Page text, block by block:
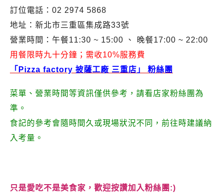
訂位電話：02 2974 5868
地址：新北市三重區集成路33號
營業時間：午餐11:30 ~ 15:00 、 晚餐17:00 ~ 22:00
用餐限時九十分鐘；需收10%服務費
「Pizza factory 披薩工廠 三重店」 粉絲團
菜單、營業時間等資訊僅供參考，請看店家粉絲團為
準。
食記的參考會隨時間久或現場狀況不同，前往時建議納
入考量。
只是愛吃不是美食家，歡迎按讚加入粉絲團:)